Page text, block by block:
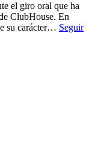
el giro oral que ha
ClubHouse. En
su carácter… Seguir